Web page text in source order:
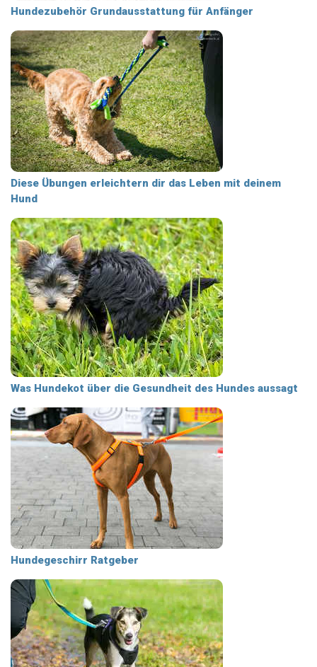
Hundezubehör Grundausstattung für Anfänger
Diese Übungen erleichtern dir das Leben mit deinem
Hund
Was Hundekot über die Gesundheit des Hundes aussagt
Hundegeschirr Ratgeber